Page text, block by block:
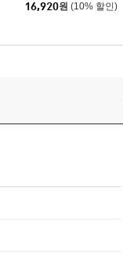
16,920원 (10% 할인)